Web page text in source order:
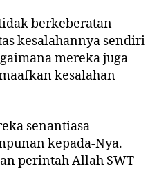
berkeberatan
kesalahannya sendiri
mereka juga
kesalahan
senantiasa
kepada-Nya.
perintah Allah SWT